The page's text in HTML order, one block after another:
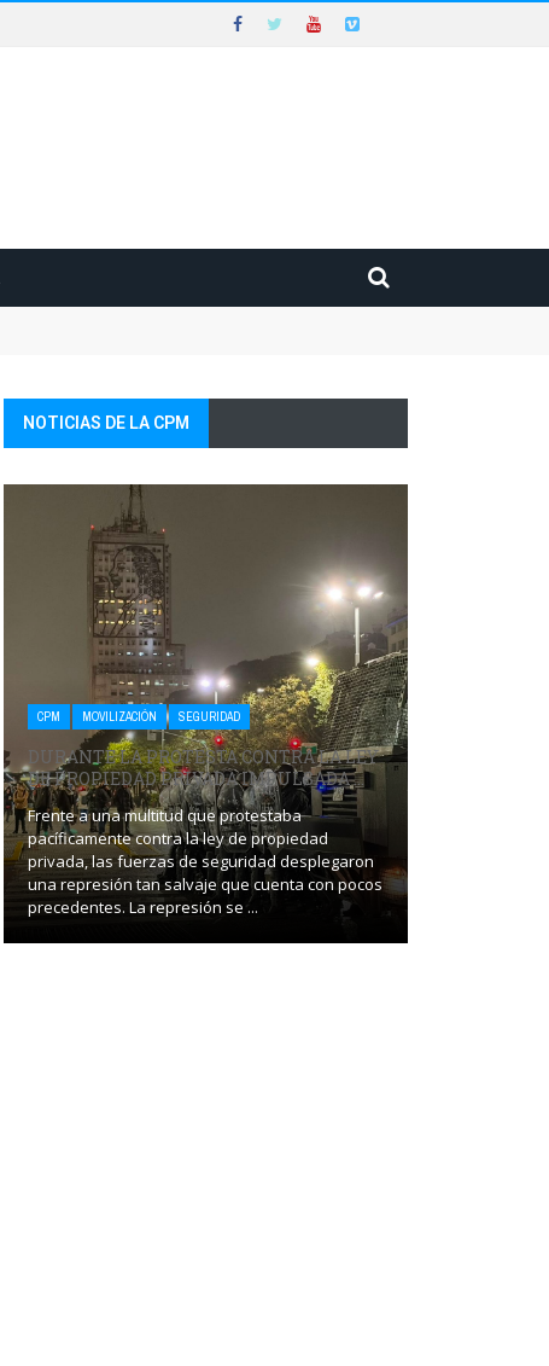
NOTICIAS DE LA CPM
CPM MOVILIZACIÓN SEGURIDAD
DURANTE LA PROTESTA CONTRA LA LEY
DE PROPIEDAD PRIVADA IMPULSADA ...
Frente a una multitud que protestaba
pacíficamente contra la ley de propiedad
privada, las fuerzas de seguridad desplegaron
una represión tan salvaje que cuenta con pocos
precedentes. La represión se ...